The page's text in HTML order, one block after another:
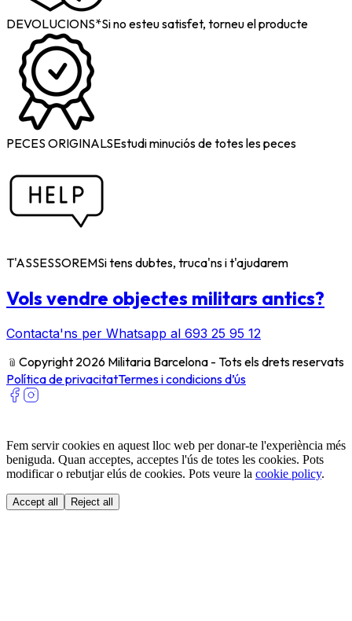
DEVOLUCIONS*Si no esteu satisfet, torneu el producte
PECES ORIGINALSEstudi minuciós de totes les peces
T'ASSESSOREMSi tens dubtes, truca'ns i t'ajudarem
Vols vendre objectes militars antics?
Contacta'ns per Whatsapp al 693 25 95 12
﹫ Copyright 2026 Militaria Barcelona - Tots els drets reservats
Política de privacitatTermes i condicions d’ús
Fem servir cookies en aquest lloc web per donar-te l'experiència més
beniguda. Quan acceptes, acceptes l'ús de totes les cookies. Pots
modificar o rebutjar elús de cookies. Pots veure la cookie policy.
Accept all Reject all